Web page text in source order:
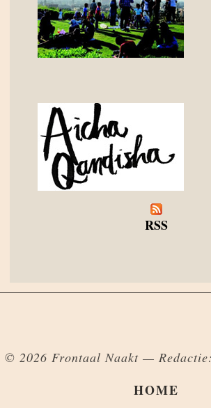
RSS
© 2026 Frontaal Naakt —
HOME